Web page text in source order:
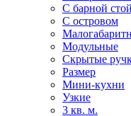
С барной
С островом
Модульные
Скрытые
Размер
Мини-кухни
Узкие
3 кв. м.